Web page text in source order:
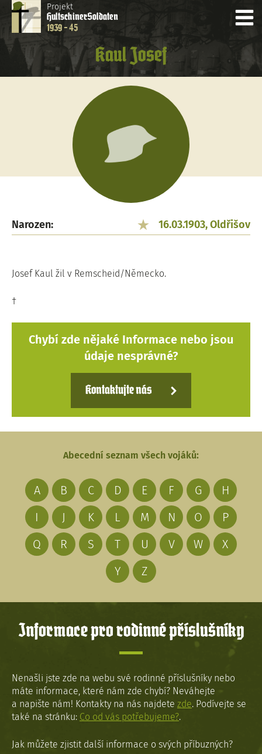
Projekt
HultschinerSoldaten
1939 - 45
Kaul Josef
Narozen: 16.03.1903, Oldřišov
Josef Kaul žil v Remscheid/Německo.
†
Chybí zde nějaké Informace nebo jsou
údaje nesprávné?
Kontaktujte nás
Abecední seznam všech vojáků:
A B C D E F G
H
I
J K L M N O
P
Q
R S T U V W
X
Y
Z
Informace pro rodinné příslušníky
Nenašli jste zde na webu své rodinné příslušníky nebo
máte informace, které nám zde chybí? Neváhejte
a napište nám! Kontakty na nás najdete zde. Podívejte se
také na stránku: Co od vás potřebujeme?.
Jak můžete zjistit další informace o svých příbuzných?